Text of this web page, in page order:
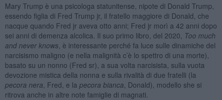
Mary Trump è una psicologa statunitense, nipote di Donald Trump,
essendo figlia di Fred Trump jr, il fratello maggiore di Donald, che
nacque quando Fred jr aveva otto anni; Fred jr morì a 42 anni dopo
sei anni di demenza alcolica. Il suo primo libro, del 2020, Too much
and never knows, è interessante perché fa luce sulle dinamiche del
narcisismo maligno (e nella malignità c’è lo spettro di una morte),
basato su un nonno (Fred sr), a sua volta narcisista, sulla vuota
devozione mistica della nonna e sulla rivalità di due fratelli (la
pecora nera , Fred, e la pecora bianca , Donald), modello she si
ritrova anche in altre note famiglie di magnati.